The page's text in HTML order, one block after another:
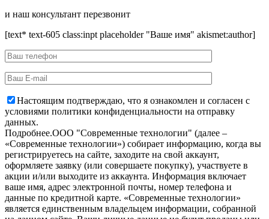
и наш консультант перезвонит
[text* text-605 class:inpt placeholder "Ваше имя" akismet:author]
Настоящим подтверждаю, что я ознакомлен и согласен с
условиями политики конфиденциальности на отправку
данных.
Подробнее.OOO "Современные технологии" (далее –
«Современные технологии») собирает информацию, когда вы
регистрируетесь на сайте, заходите на свой аккаунт,
оформляете заявку (или совершаете покупку), участвуете в
акции и/или выходите из аккаунта. Информация включает
ваше имя, адрес электронной почты, номер телефона и
данные по кредитной карте. «Современные технологии»
является единственным владельцем информации, собранной